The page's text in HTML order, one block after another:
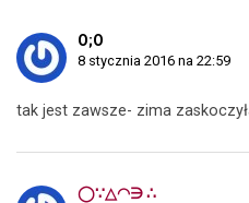
O;O
8 stycznia 2016 na 22:59
tak jest zawsze- zima
◯∵△◠∋ ∴